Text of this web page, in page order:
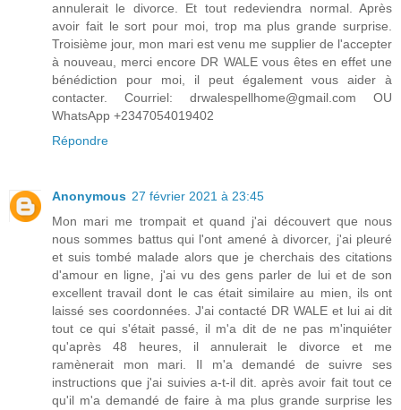
annulerait le divorce. Et tout redeviendra normal. Après
avoir fait le sort pour moi, trop ma plus grande surprise.
Troisième jour, mon mari est venu me supplier de l'accepter
à nouveau, merci encore DR WALE vous êtes en effet une
bénédiction pour moi, il peut également vous aider à
contacter. Courriel: drwalespellhome@gmail.com OU
WhatsApp +2347054019402
Répondre
Anonymous 27 février 2021 à 23:45
Mon mari me trompait et quand j'ai découvert que nous
nous sommes battus qui l'ont amené à divorcer, j'ai pleuré
et suis tombé malade alors que je cherchais des citations
d'amour en ligne, j'ai vu des gens parler de lui et de son
excellent travail dont le cas était similaire au mien, ils ont
laissé ses coordonnées. J'ai contacté DR WALE et lui ai dit
tout ce qui s'était passé, il m'a dit de ne pas m'inquiéter
qu'après 48 heures, il annulerait le divorce et me
ramènerait mon mari. Il m'a demandé de suivre ses
instructions que j'ai suivies a-t-il dit. après avoir fait tout ce
qu'il m'a demandé de faire à ma plus grande surprise les